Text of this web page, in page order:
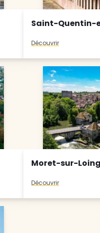
Saint-Quentin-
Découvrir
Moret-sur-Loing
Découvrir